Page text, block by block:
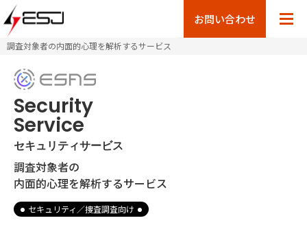
お問い合わせ
Security
Service
セキュリティサービス
調査対象者の
内面的心理を解析するサービス
セキュリティ／捜査調査向け
調査対象者の内面的心理を解析するサービス